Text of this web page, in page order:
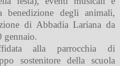
benedizione degli animali,
di Abbadia Lariana da
gennaio.
alla parrocchia di
sostenitore della scuola